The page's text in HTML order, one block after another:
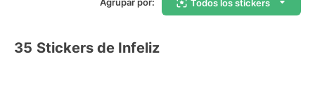
Todos los stickers
35 Stickers de Infeliz